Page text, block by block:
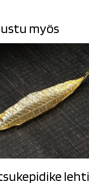
myös
lehti